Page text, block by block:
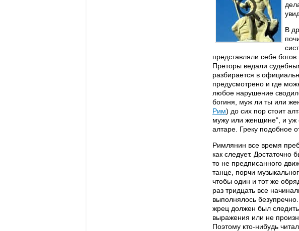
В
представляли себе
Преторы ведали
разбирается в
предусмотрено и где
любое нарушение
богиня, муж ли ты или
Рим) до сих пор стоит
мужу или женщине”, и уж
алтаре. Греку подобное
Римлянин все время
как следует.
то не предписанного
танце, порчи
чтобы один и тот же
раз тридцать все
выполнялось
жрец должен был следить
выражения или не
Поэтому кто-нибудь